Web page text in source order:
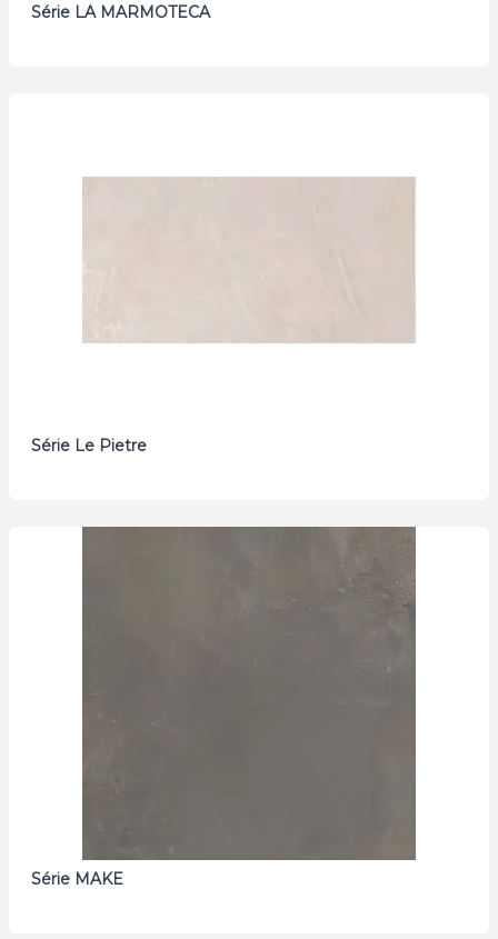
Série LA MARMOTECA
Série Le Pietre
Série MAKE